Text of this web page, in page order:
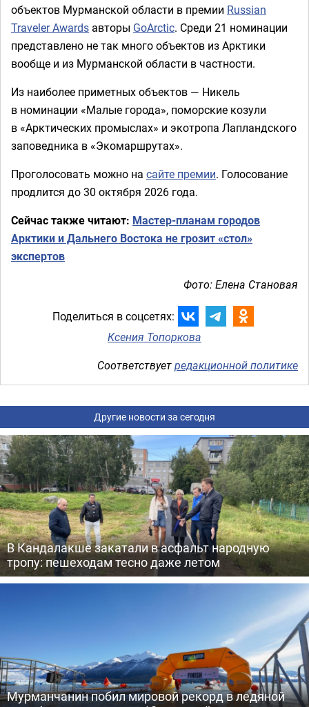
объектов Мурманской области в премии Russian
Traveler Awards авторы GoArctic. Среди 21 номинации
представлено не так много объектов из Арктики
вообще и из Мурманской области в частности.
Из наиболее приметных объектов — Никель
в номинации «Малые города», поморские козули
в «Арктических промыслах» и экотропа Лапландского
заповедника в «Экомаршрутах».
Проголосовать можно на сайте премии. Голосование
продлится до 30 октября 2026 года.
Сейчас также читают: Мастер-планам городов
Арктики и Дальнего Востока не грозит «стол»
экспертов
Фото: Елена Становая
Поделиться в соцсетях:
Ксения Топоркова
Соответствуетредакционной политике
Другие новости за сегодня
В Кандалакше закатали в асфальт народную
тропу: пешеходам тесно даже летом
Мурманчанин побил мировой рекорд в ледяной